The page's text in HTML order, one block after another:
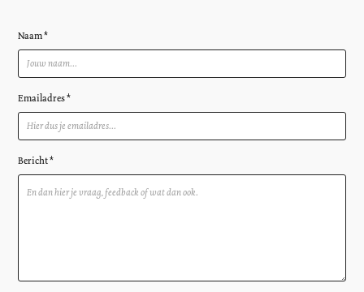
Naam *
Emailadres *
Bericht *